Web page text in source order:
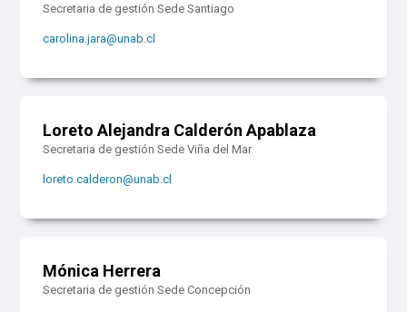
Secretaria de gestión Sede Santiago
carolina.jara@unab.cl
Loreto Alejandra Calderón Apablaza
Secretaria de gestión Sede Viña del Mar
loreto.calderon@unab.cl
Mónica Herrera
Secretaria de gestión Sede Concepción